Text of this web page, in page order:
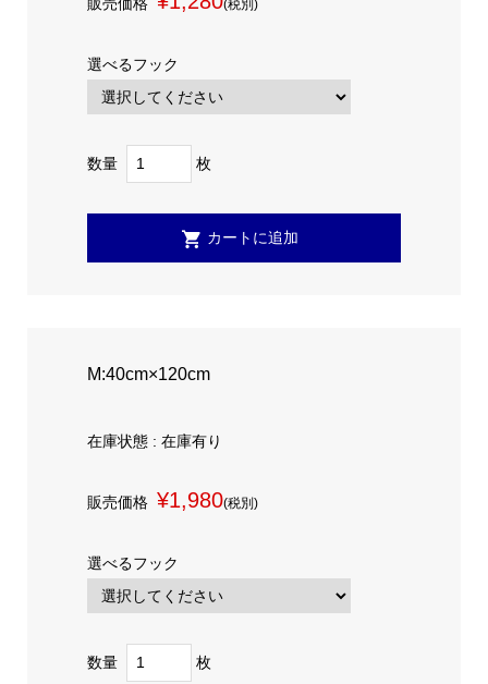
(税別)
選べるフック
数量 枚
M:40cm×120cm
在庫状態 : 在庫有り
販売価格 ¥1,980(税別)
選べるフック
数量 枚